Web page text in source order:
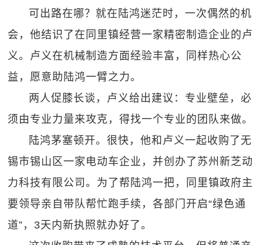
可出路在哪？就在陆鸿迷茫时，一次偶然的机
会，他结识了在同里镇经营一家精密制造企业的卢
义。卢义在机械制造方面经验丰富，同样热心公
益，愿意助陆鸿一臂之力。
两人促膝长谈，卢义给出建议：专业壁垒，必
须由专业力量来攻克，得找一个专业的团队来做。
陆鸿茅塞顿开。很快，他和卢义一起收购了无
锡市锡山区一家电动车企业，并创办了苏州新芝动
力科技有限公司。为了帮陆鸿一把，同里镇政府主
要领导亲自带队帮忙跑手续，各部门开启“绿色通
道”，3天内新执照就办好了。